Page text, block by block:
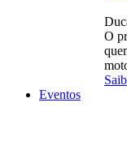
O
Eventos